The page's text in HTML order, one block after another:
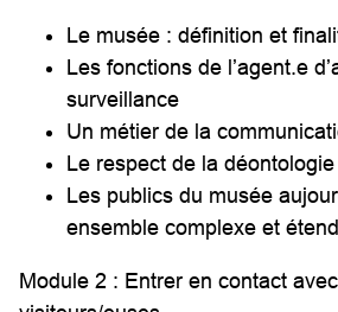
Le musée : définition et
Les fonctions de l’agent.e
surveillance
Un métier de la
Le respect de la déontologie
Les publics du musée
ensemble complexe et
Module 2 : Entrer en contact